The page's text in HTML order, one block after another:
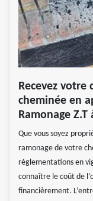
Recevez votre
cheminée en
Ramonage
Que vous soyez
ramonage de votre
réglementations en
connaître le coût de
financièrement.